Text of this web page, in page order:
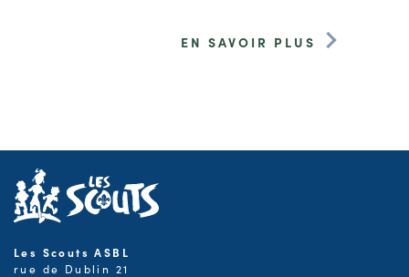
EN SAVOIR PLUS
Les Scouts ASBL
rue de Dublin 21